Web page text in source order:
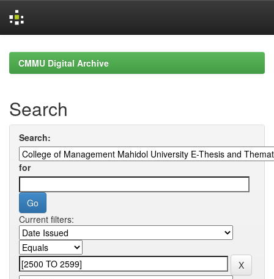
navigationCMMU Digital Archive
Search
Search:
for
Current filters: